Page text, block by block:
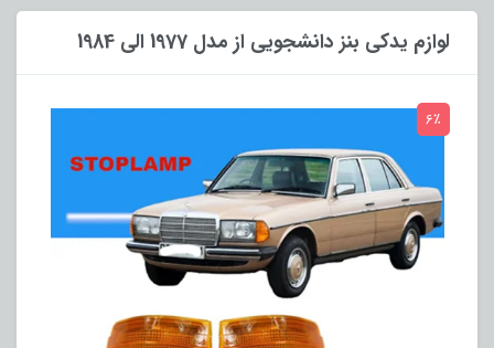
لوازم یدکی بنز دانشجویی از مدل 1977 الی 1984
6٪